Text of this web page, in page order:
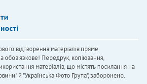
відтворення матеріалів пряме
обов'язкове! Передрук, копіювання,
матеріалів, що містять посилання на
й "Українська Фото Група", заборонено.